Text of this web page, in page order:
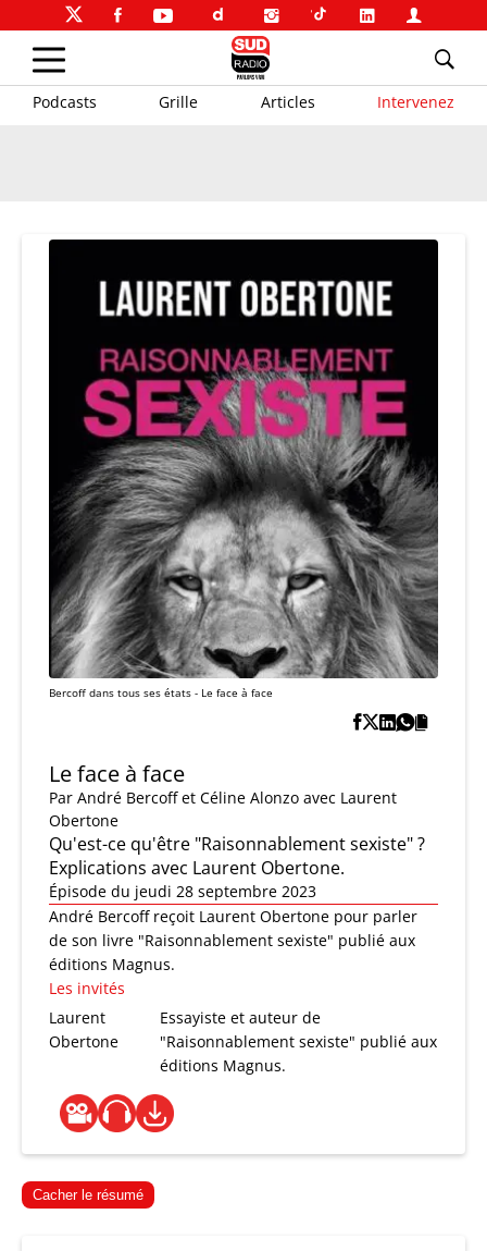
Podcasts Grille Articles Intervenez
Bercoff dans tous ses états - Le face à face
Le face à face
Par André Bercoff et Céline Alonzo avec Laurent
Obertone
Qu'est-ce qu'être "Raisonnablement sexiste" ?
Explications avec Laurent Obertone.
Épisode du jeudi 28 septembre 2023
André Bercoff reçoit Laurent Obertone pour parler
de son livre "Raisonnablement sexiste" publié aux
éditions Magnus.
Les invités
Laurent
Obertone
Essayiste et auteur de
"Raisonnablement sexiste" publié aux
éditions Magnus.
Cacher le résumé